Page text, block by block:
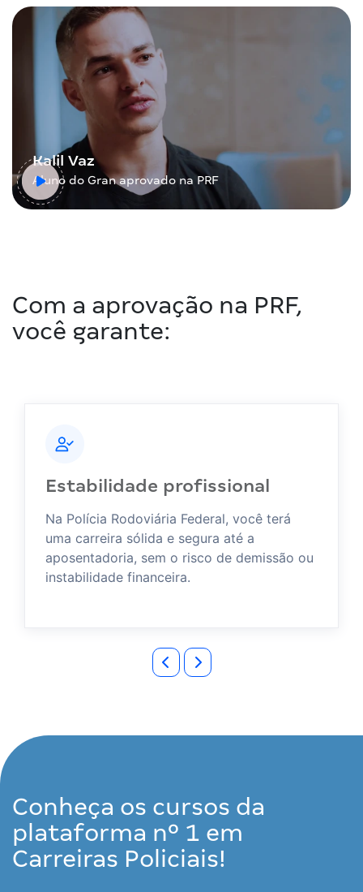
Kalil Vaz
Aluno do Gran aprovado na PRF
Com a aprovação na PRF,
você garante:
Estabilidade profissional
Na Polícia Rodoviária Federal, você terá
uma carreira sólida e segura até a
aposentadoria, sem o risco de demissão ou
instabilidade financeira.
Conheça os cursos da
plataforma nº 1 em
Carreiras Policiais!